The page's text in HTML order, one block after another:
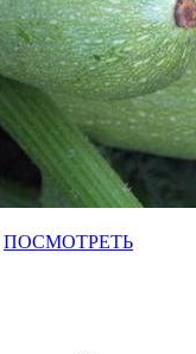
ПОСМОТРЕТЬ